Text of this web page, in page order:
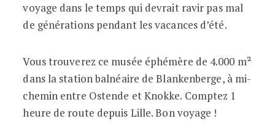
voyage dans le temps qui devrait ravir pas mal
de générations pendant les vacances d’été.
Vous trouverez ce musée éphémère de 4.000 m²
dans la station balnéaire de Blankenberge, à mi-
chemin entre Ostende et Knokke. Comptez 1
heure de route depuis Lille. Bon voyage !